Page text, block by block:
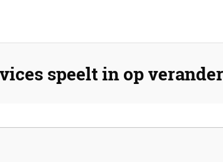
speelt in op